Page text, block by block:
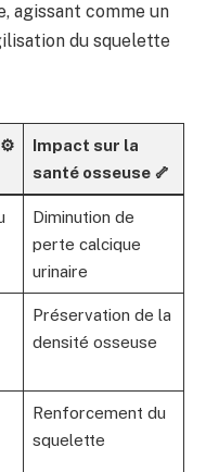
agissant comme un
du squelette
⚙️
Impact sur la
santé osseuse 🦴
Diminution de
perte calcique
urinaire
Préservation de la
densité osseuse
Renforcement du
squelette